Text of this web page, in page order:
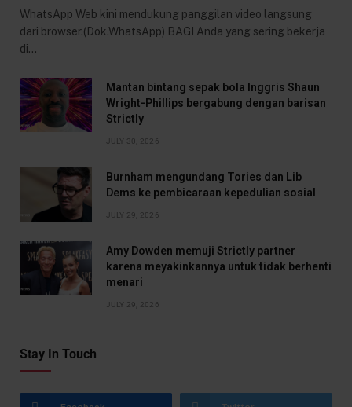
WhatsApp Web kini mendukung panggilan video langsung
dari browser.(Dok.WhatsApp) BAGI Anda yang sering bekerja
di…
Mantan bintang sepak bola Inggris Shaun
Wright-Phillips bergabung dengan barisan
Strictly
JULY 30, 2026
Burnham mengundang Tories dan Lib
Dems ke pembicaraan kepedulian sosial
JULY 29, 2026
Amy Dowden memuji Strictly partner
karena meyakinkannya untuk tidak berhenti
menari
JULY 29, 2026
Stay In Touch